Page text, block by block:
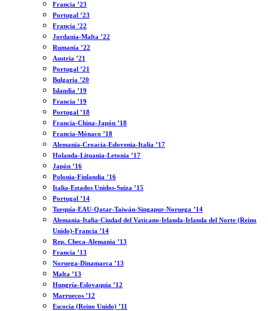
Francia ’23
Portugal ’23
Francia ’22
Jordania-Malta ’22
Rumanía ’22
Austria ’21
Portugal ’21
Bulgaria ’20
Islandia ’19
Francia ’19
Portugal ’18
Francia-China-Japón ’18
Francia-Mónaco ’18
Alemania-Croacia-Eslovenia-Italia ’17
Holanda-Lituania-Letonia ’17
Japón ’16
Polonia-Finlandia ’16
Italia-Estados Unidos-Suiza ’15
Portugal ’14
Turquía-EAU-Qatar-Taiwán-Singapur-Noruega ’14
Alemania-Italia-Ciudad del Vaticano-Irlanda-Irlanda del Norte (Reino
Unido)-Francia ’14
Rep. Checa-Alemania ’13
Francia ’13
Noruega-Dinamarca ’13
Malta ’13
Hungría-Eslovaquia ’12
Marruecos ’12
Escocia (Reino Unido) ’11